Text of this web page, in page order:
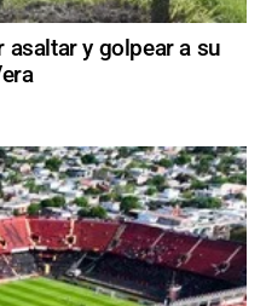
y golpear a su